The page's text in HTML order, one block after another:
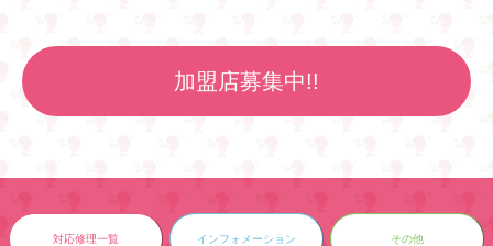
加盟店募集中!!
対応修理一覧 インフォメーション その他